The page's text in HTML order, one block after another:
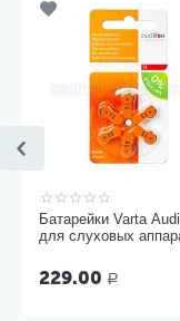
Батарейки Varta
для слуховых
229.00 Р